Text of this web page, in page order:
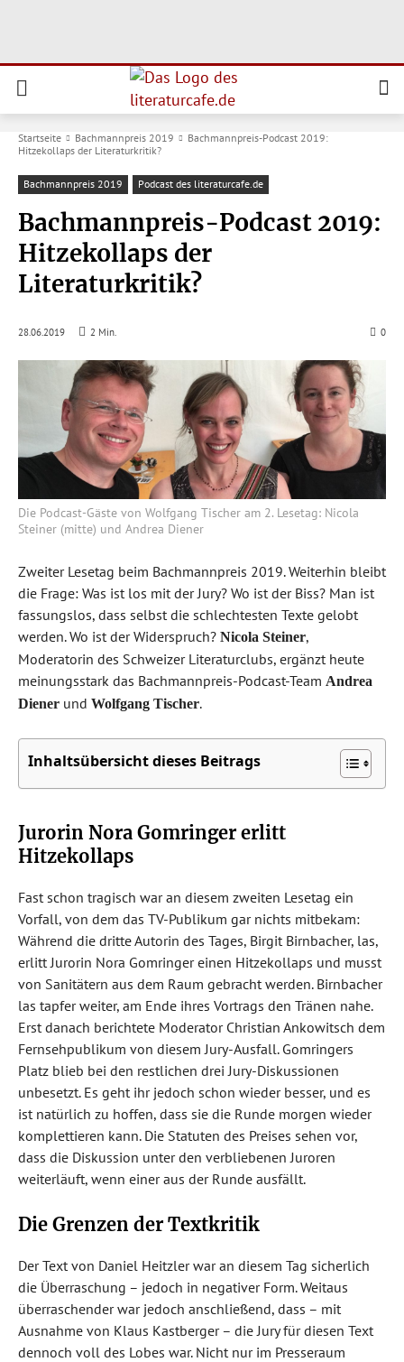
Startseite Bachmannpreis 2019
Bachmannpreis-Podcast 2019:
Hitzekollaps der Literaturkritik?
Bachmannpreis 2019 Podcast des literaturcafe.de
Bachmannpreis-Podcast 2019:
Hitzekollaps der
Literaturkritik?
28.06.2019 2 Min. 0
Die Podcast-Gäste von Wolfgang Tischer am 2. Lesetag: Nicola
Steiner (mitte) und Andrea Diener
Zweiter Lesetag beim Bachmannpreis 2019. Weiterhin bleibt
die Frage: Was ist los mit der Jury? Wo ist der Biss? Man ist
fassungslos, dass selbst die schlechtesten Texte gelobt
werden. Wo ist der Widerspruch? Nicola Steiner,
Moderatorin des Schweizer Literaturclubs, ergänzt heute
meinungsstark das Bachmannpreis-Podcast-Team Andrea
Diener und Wolfgang Tischer.
Inhaltsübersicht dieses Beitrags
Jurorin Nora Gomringer erlitt
Hitzekollaps
Fast schon tragisch war an diesem zweiten Lesetag ein
Vorfall, von dem das TV-Publikum gar nichts mitbekam:
Während die dritte Autorin des Tages, Birgit Birnbacher, las,
erlitt Jurorin Nora Gomringer einen Hitzekollaps und musst
von Sanitätern aus dem Raum gebracht werden. Birnbacher
las tapfer weiter, am Ende ihres Vortrags den Tränen nahe.
Erst danach berichtete Moderator Christian Ankowitsch dem
Fernsehpublikum von diesem Jury-Ausfall. Gomringers
Platz blieb bei den restlichen drei Jury-Diskussionen
unbesetzt. Es geht ihr jedoch schon wieder besser, und es
ist natürlich zu hoffen, dass sie die Runde morgen wieder
komplettieren kann. Die Statuten des Preises sehen vor,
dass die Diskussion unter den verbliebenen Juroren
weiterläuft, wenn einer aus der Runde ausfällt.
Die Grenzen der Textkritik
Der Text von Daniel Heitzler war an diesem Tag sicherlich
die Überraschung – jedoch in negativer Form. Weitaus
überraschender war jedoch anschließend, dass – mit
Ausnahme von Klaus Kastberger – die Jury für diesen Text
dennoch voll des Lobes war. Nicht nur im Presseraum